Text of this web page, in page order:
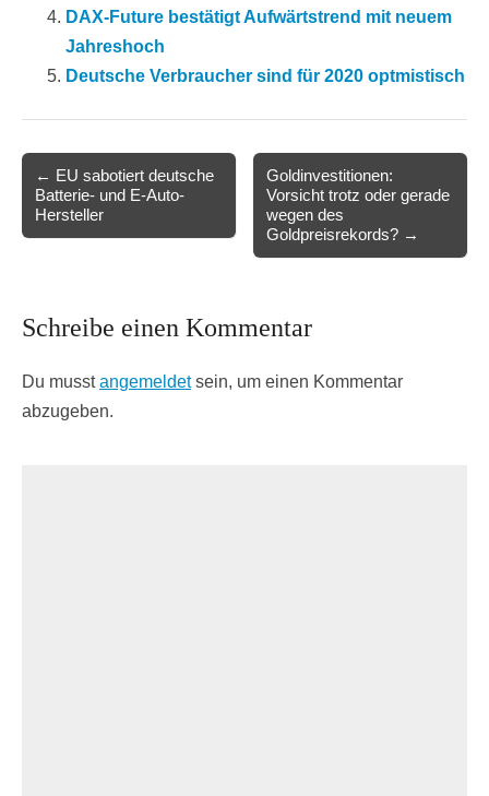
DAX-Future bestätigt Aufwärtstrend mit neuem
Jahreshoch
Deutsche Verbraucher sind für 2020 optmistisch
navigation
← EU sabotiert deutsche
Batterie- und E-Auto-
Hersteller
Goldinvestitionen:
Vorsicht trotz oder gerade
wegen des
Goldpreisrekords? →
Schreibe einen Kommentar
Du musstangemeldetsein, um einen Kommentar
abzugeben.